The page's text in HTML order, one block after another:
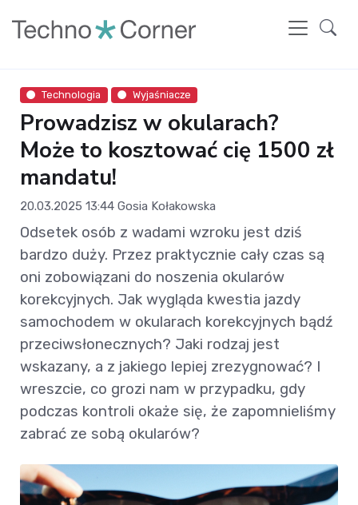
Technologia Wyjaśniacze
Prowadzisz w okularach?
Może to kosztować cię 1500 zł
mandatu!
20.03.2025 13:44 Gosia Kołakowska
Odsetek osób z wadami wzroku jest dziś
bardzo duży. Przez praktycznie cały czas są
oni zobowiązani do noszenia okularów
korekcyjnych. Jak wygląda kwestia jazdy
samochodem w okularach korekcyjnych bądź
przeciwsłonecznych? Jaki rodzaj jest
wskazany, a z jakiego lepiej zrezygnować? I
wreszcie, co grozi nam w przypadku, gdy
podczas kontroli okaże się, że zapomnieliśmy
zabrać ze sobą okularów?